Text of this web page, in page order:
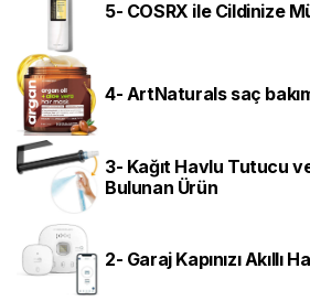
5- COSRX ile Cildinize
4- ArtNaturals saç
3- Kağıt Havlu Tutucu
Bulunan Ürün
2- Garaj Kapınızı Akıllı